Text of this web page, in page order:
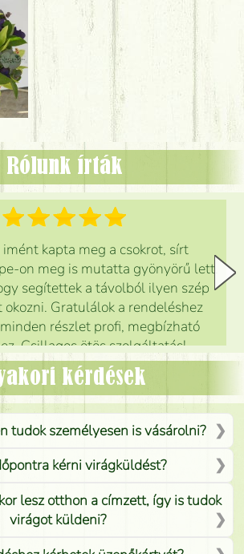
Rólunk írták
kapta meg a csokrot, sírt
on meg is mutatta gyönyörű lett.
segítettek a távolból ilyen szép
Gratulálok a rendeléshez
részlet profi, megbízható
Csillagos ötös szolgáltatás!
Mónika
kérdések
tudok személyesen is vásárolni?
kérni virágküldést?
lesz otthon a címzett, így is tudok
virágot küldeni?